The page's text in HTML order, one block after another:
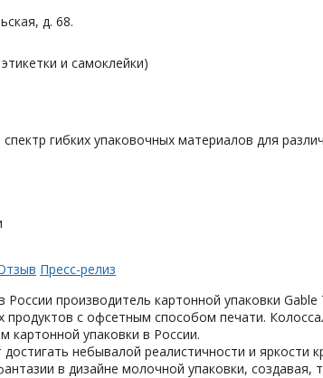
д. 68.
и самоклейки)
гибких упаковочных материалов для
Пресс-релиз
производитель картонной упаковки
продуктов с офсетным способом печати.
картонной упаковки в России.
небывалой реалистичности и яркости
в дизайне молочной упаковки, создавая,